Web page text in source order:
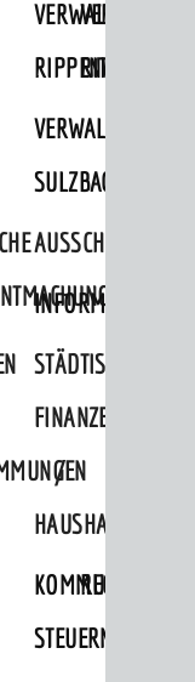
RIPPENWEIER
SULZBACH
STÄDTISCHE
FINANZEN
/
HAUSHALT
KOMMUNALE
STEUERN